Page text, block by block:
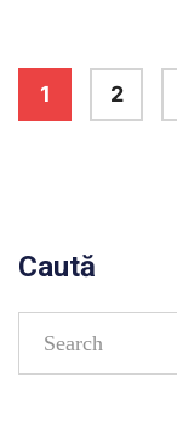
1 2
Caută